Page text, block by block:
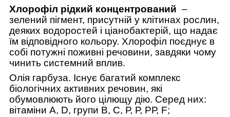
Хлорофіл рідкий концентрований –
зелений пігмент, присутній у клітинах рослин,
деяких водоростей і ціанобактерій, що надає
їм відповідного кольору. Хлорофіл поєднує в
собі потужні поживні речовини, завдяки чому
чинить системний вплив.
Олія гарбуза. Існує багатий комплекс
біологічних активних речовин, які
обумовлюють його цілющу дію. Серед них:
вітаміни А, D, групи В, С, Р, Р, РР, F;